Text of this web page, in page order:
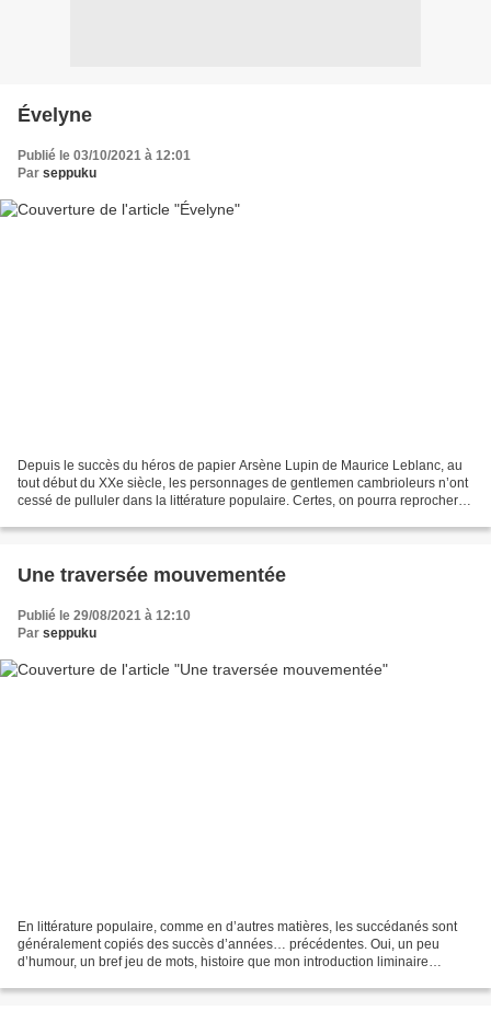
Évelyne
Publié le 03/10/2021 à 12:01
Par seppuku
Depuis le succès du héros de papier Arsène Lupin de Maurice Leblanc, au
tout début du XXe siècle, les personnages de gentlemen cambrioleurs n’ont
cessé de pulluler dans la littérature populaire. Certes, on pourra reprocher
Une traversée mouvementée
Publié le 29/08/2021 à 12:10
Par seppuku
En littérature populaire, comme en d’autres matières, les succédanés sont
généralement copiés des succès d’années… précédentes. Oui, un peu
d’humour, un bref jeu de mots, histoire que mon introduction liminaire